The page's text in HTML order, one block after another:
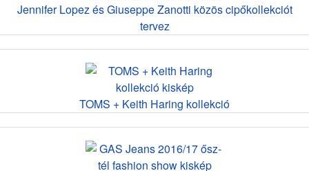
Jennifer Lopez és Giuseppe Zanotti közös cipőkollekciót
tervez
TOMS + Keith Haring kollekció